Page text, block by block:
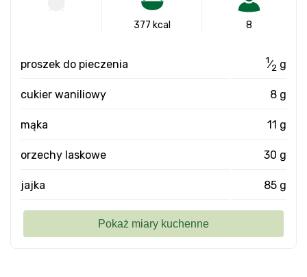
377 kcal 8
proszek do pieczenia 1⁄2 g
cukier waniliowy 8 g
mąka 11 g
orzechy laskowe 30 g
jajka 85 g